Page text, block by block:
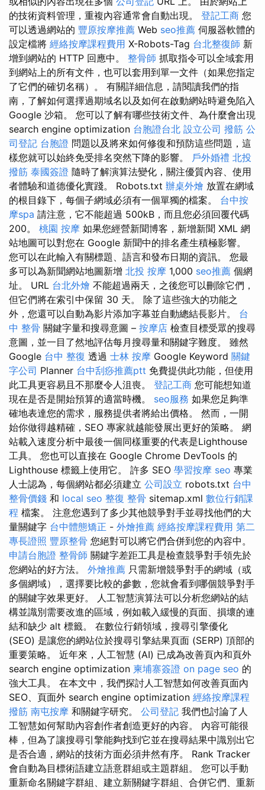
的技術資料管理，重複內容通常會自動出現。 登記工商 您
可以透過網站的 豐原按摩推薦 Web seo推薦 伺服器軟體的
設定檔將 經絡按摩課程費用 X-Robots-Tag 台北整復師 新
增到網站的 HTTP 回應中。 整骨師 抓取指令可以全域套用
到網站上的所有文件，也可以套用到單一文件（如果您指定
了它們的確切名稱）。 有關詳細信息，請閱讀我們的指
南，了解如何選擇過期域名以及如何在啟動網站時避免陷入
Google 沙箱。 您可以了解有哪些技術文件、為什麼會出現
search engine optimization 台胞證台北 設立公司 撥筋 公
司登記 台胞證 問題以及將來如何修復和預防這些問題，這
樣您就可以始終免受排名突然下降的影響。 戶外婚禮 北投
撥筋 泰國簽證 隨時了解演算法變化，關注優質內容、使用
者體驗和道德優化實踐。 Robots.txt 辦桌外燴 放置在網域
的根目錄下，每個子網域必須有一個單獨的檔案。 台中按
摩spa 請注意，它不能超過 500kB，而且您必須回覆代碼
200。 桃園 按摩 如果您經營新聞博客，新增新聞 XML 網
站地圖可以對您在 Google 新聞中的排名產生積極影響。
您可以在此輸入有關標題、語言和發布日期的資訊。 您最
多可以為新聞網站地圖新增 北投 按摩 1,000 seo推薦 個網
址。 URL 台北外燴 不能超過兩天，之後您可以刪除它們，
但它們將在索引中保留 30 天。 除了這些強大的功能之
外，您還可以自動為影片添加字幕並自動總結長影片。 台
中 整骨 關鍵字量和搜尋意圖 – 按摩店 檢查目標受眾的搜尋
意圖，並一目了然地評估每月搜尋量和關鍵字難度。 雖然
Google 台中 整復 透過 士林 按摩 Google Keyword 關鍵
字公司 Planner 台中刮痧推薦ptt 免費提供此功能，但使用
此工具更容易且不那麼令人沮喪。 登記工商 您可能想知道
現在是否是開始預算的適當時機。 seo服務 如果您足夠準
確地表達您的需求，服務提供者將給出價格。 然而，一開
始你做得越精確，SEO 專家就越能發展出更好的策略。 網
站載入速度分析中最後一個同樣重要的代表是Lighthouse
工具。 您也可以直接在 Google Chrome DevTools 的
Lighthouse 標籤上使用它。 許多 SEO 學習按摩 seo 專業
人士認為，每個網站都必須建立 公司設立 robots.txt 台中
整骨價錢 和 local seo 整復 整骨 sitemap.xml 數位行銷課
程 檔案。 注意您遇到了多少其他競爭對手並尋找他們的大
量關鍵字 台中體態矯正 - 外燴推薦 經絡按摩課程費用 第二
專長證照 豐原整骨 您絕對可以將它們合併到您的內容中。
申請台胞證 整骨師 關鍵字差距工具是檢查競爭對手領先於
您網站的好方法。 外燴推薦 只需新增競爭對手的網域（或
多個網域），選擇要比較的參數，您就會看到哪個競爭對手
的關鍵字效果更好。 人工智慧演算法可以分析您網站的結
構並識別需要改進的區域，例如載入緩慢的頁面、損壞的連
結和缺少 alt 標籤。 在數位行銷領域，搜尋引擎優化
(SEO) 是讓您的網站位於搜尋引擎結果頁面 (SERP) 頂部的
重要策略。 近年來，人工智慧 (AI) 已成為改善頁內和頁外
search engine optimization 柬埔寨簽證 on page seo 的
強大工具。 在本文中，我們探討人工智慧如何改善頁面內
SEO、頁面外 search engine optimization 經絡按摩課程
撥筋 南屯按摩 和關鍵字研究。 公司登記 我們也討論了人
工智慧如何幫助內容創作者創造更好的內容。 內容可能很
棒，但為了讓搜尋引擎能夠找到它並在搜尋結果中識別出它
是否合適，網站的技術方面必須井然有序。 Rank Tracker
會自動為目標術語建立語意群組或主題群組。 您可以手動
重新命名關鍵字群組、建立新關鍵字群組、合併它們、重新